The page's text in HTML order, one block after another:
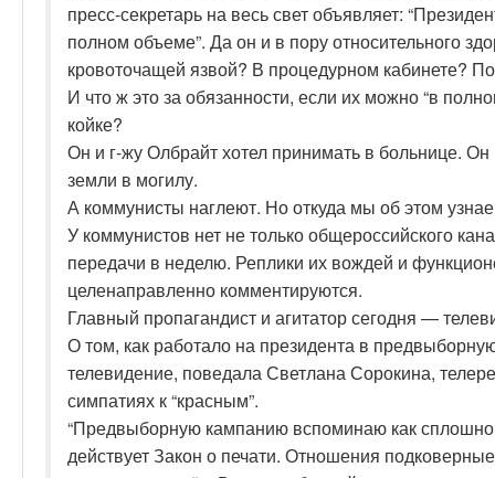
пресс-секретарь на весь свет объявляет:
полном объеме”. Да он и в пору относительного
кровоточащей язвой? В процедурном кабинете?
И что ж это за обязанности, если их можно “в
койке?
Он и г-жу Олбрайт хотел принимать в больнице. Он
земли в могилу.
А коммунисты наглеют. Но откуда мы об этом
У коммунистов нет не только общероссийского
передачи в неделю. Реплики их вождей и
целенаправленно комментируются.
Главный пропагандист и агитатор сегодня —
О том, как работало на президента в
телевидение, поведала Светлана Сорокина,
симпатиях к “красным”.
“Предвыборную кампанию вспоминаю как
действует Закон о печати. Отношения